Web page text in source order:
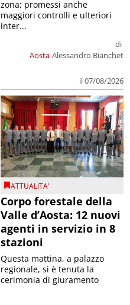
Aosta
di
Alessandro Bianchet
il 07/08/2026
zona; promessi anche
maggiori controlli e ulteriori
inter...
ATTUALITA'
Corpo forestale della
Valle d’Aosta: 12 nuovi
agenti in servizio in 8
stazioni
Questa mattina, a palazzo
regionale, si è tenuta la
cerimonia di giuramento